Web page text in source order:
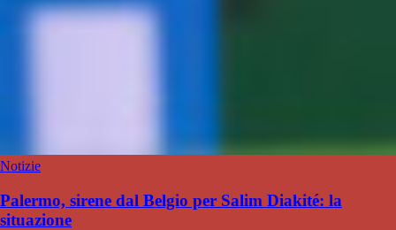
Notizie
Palermo, sirene dal Belgio per Salim Diakité: la
situazione